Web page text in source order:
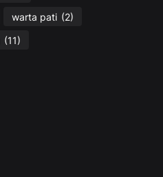
warta pati (2)
(11)